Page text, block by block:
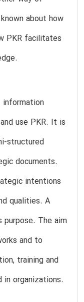
about how
PKR facilitates
information
use PKR. It is
structured
documents.
intentions
qualities. A
The aim
and to
training and
organizations.